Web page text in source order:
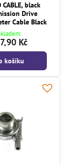
CABLE, black
Drive
Cable Black
Kč
košíku